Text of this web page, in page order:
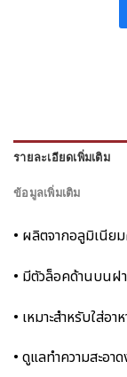
รายละเอียดเพิ่มเติม
ข้อมูลเพิ่มเติม
• ผลิตจากอลูมิเนีย
• มีตัวล็อคด้านบนฝ
• เหมาะสำหรับใส่อ
• ดูแลทำความสะอา